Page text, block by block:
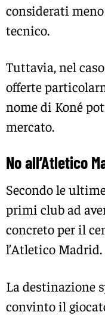
considerati
tecnico.
Tuttavia, nel
offerte
nome di Koné
mercato.
No all’Atletico
Secondo le
primi club ad
concreto per il
l’Atletico Madrid.
La destinazione
convinto il